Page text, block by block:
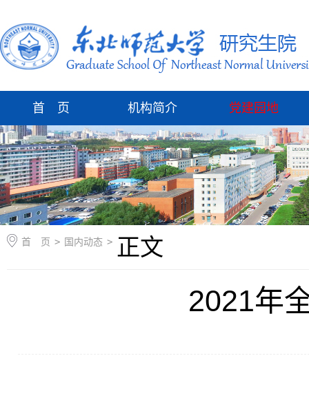
首 页 机构简介 党建园地
首 页 > 国内动态 > 正文
2021年